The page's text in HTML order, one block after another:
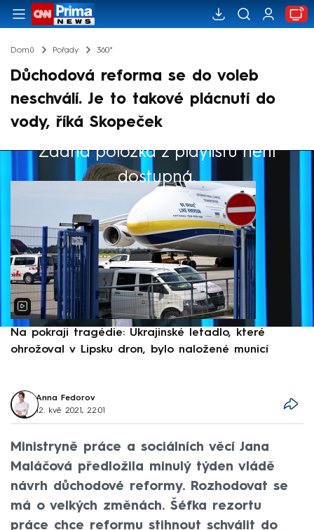
Domů Pořady 360°
Důchodová reforma se do voleb
neschválí. Je to takové plácnutí do
vody, říká Skopeček
Žádná položka z playlistu není
dostupná.
Výběr redakce
Na pokraji tragédie: Ukrajinské letadlo, které
ohrožoval v Lipsku dron, bylo naložené municí
Anna Fedorov
12. kvě 2021, 22:01
Ministryně práce a sociálních věcí Jana
Maláčová předložila minulý týden vládě
návrh důchodové reformy. Rozhodovat se
má o velkých změnách. Šéfka rezortu
práce chce reformu stihnout schválit do